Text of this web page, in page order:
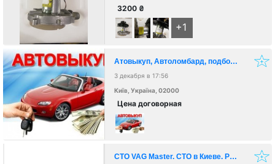
3200 ₴
+1
Атовыкуп, Автоломбард, подбор авто, Лизинг, Кредит
3 декабря в 17:56
Київ, Україна, 02000
Цена договорная
СТО VAG Master. СТО в Киеве. Ремонт авто будь-якої складності